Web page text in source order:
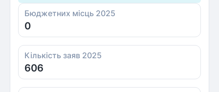
Бюджетних місць 2025
0
Кількість заяв 2025
606